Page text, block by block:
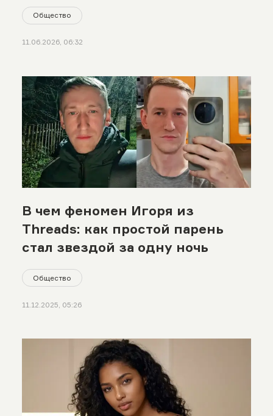
Общество
11.06.2026, 06:32
В чем феномен Игоря из
Threads: как простой парень
стал звездой за одну ночь
Общество
11.12.2025, 05:26